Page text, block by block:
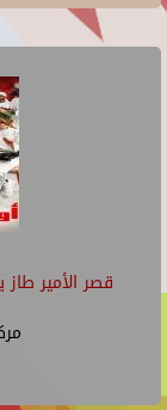
قصر الأمير